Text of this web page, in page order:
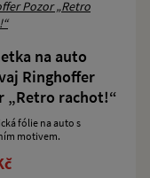
na auto
Ringhoffer
„Retro rachot!“
fólie na auto s
motivem.